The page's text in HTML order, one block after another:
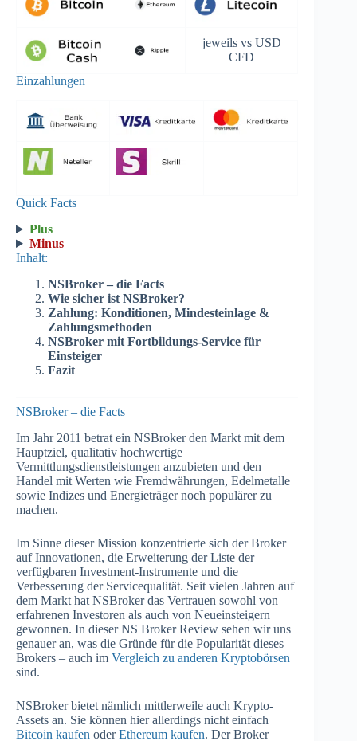
jeweils vs USD
CFD
Einzahlungen
Quick Facts
Plus
Minus
Inhalt:
NSBroker – die Facts
Wie sicher ist NSBroker?
Zahlung: Konditionen, Mindesteinlage &
Zahlungsmethoden
NSBroker mit Fortbildungs-Service für
Einsteiger
Fazit
NSBroker – die Facts
Im Jahr 2011 betrat ein NSBroker den Markt mit dem
Hauptziel, qualitativ hochwertige
Vermittlungsdienstleistungen anzubieten und den
Handel mit Werten wie Fremdwährungen, Edelmetalle
sowie Indizes und Energieträger noch populärer zu
machen.
Im Sinne dieser Mission konzentrierte sich der Broker
auf Innovationen, die Erweiterung der Liste der
verfügbaren Investment-Instrumente und die
Verbesserung der Servicequalität. Seit vielen Jahren auf
dem Markt hat NSBroker das Vertrauen sowohl von
erfahrenen Investoren als auch von Neueinsteigern
gewonnen. In dieser NS Broker Review sehen wir uns
genauer an, was die Gründe für die Popularität dieses
Brokers – auch im Vergleich zu anderen Kryptobörsen
sind.
NSBroker bietet nämlich mittlerweile auch Krypto-
Assets an. Sie können hier allerdings nicht einfach
Bitcoin kaufen oderEthereum kaufen. Der Broker